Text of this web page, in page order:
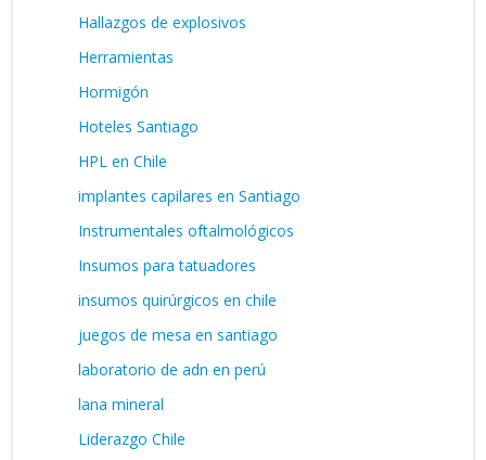
Hallazgos de explosivos
Herramientas
Hormigón
Hoteles Santiago
HPL en Chile
implantes capilares en Santiago
Instrumentales oftalmológicos
Insumos para tatuadores
insumos quirúrgicos en chile
juegos de mesa en santiago
laboratorio de adn en perú
lana mineral
Liderazgo Chile